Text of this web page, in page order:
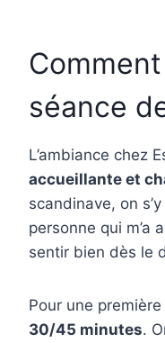
séance
L’ambiance chez
accueillante et
scandinave, on
personne qui m’a
sentir bien dès le
Pour une
30/45 minutes.